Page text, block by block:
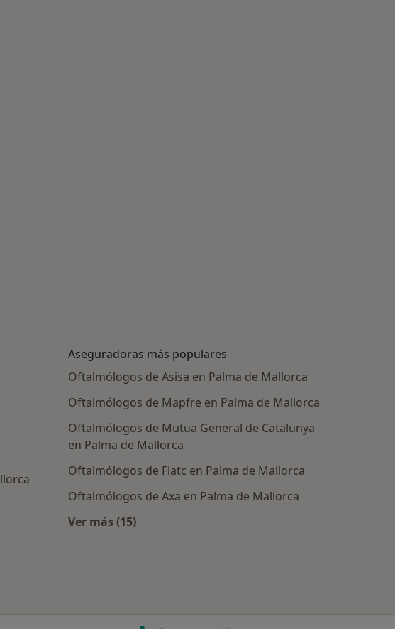
más tratadas
Aseguradoras más populares
Oftalmólogos de Asisa en Palma de Mallorca
Oftalmólogos de Mapfre en Palma de Mallorca
Oftalmólogos de Mutua General de Catalunya
en Palma de Mallorca
Oftalmólogos de Fiatc en Palma de Mallorca
Oftalmólogos de Axa en Palma de Mallorca
Ver más (15)